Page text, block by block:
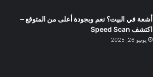
أشعة في البيت؟ نعم وبجودة أعلى من المتوقع –
اكتشف Speed Scan
يونيو 26, 2025